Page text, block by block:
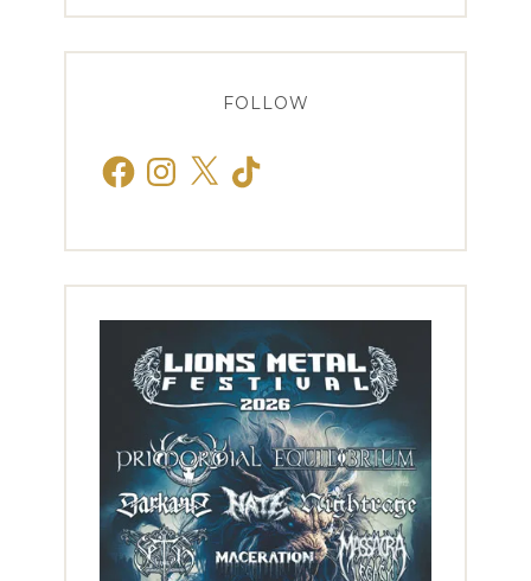
FOLLOW
FacebookInstagram
X TikTok